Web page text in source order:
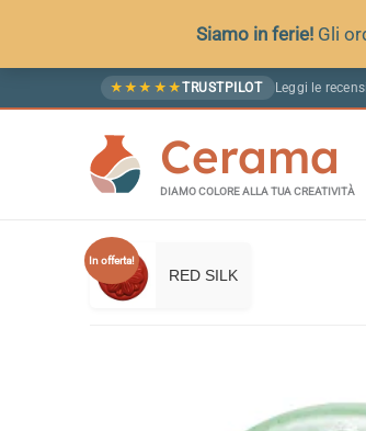
Siamo in ferie! Gli
al
★ ★ ★ ★ ★TRUSTPILOT Leggi le
Cerama
DIAMO COLORE ALLA TUA CREATIVITÀ
In offerta!
RED SILK